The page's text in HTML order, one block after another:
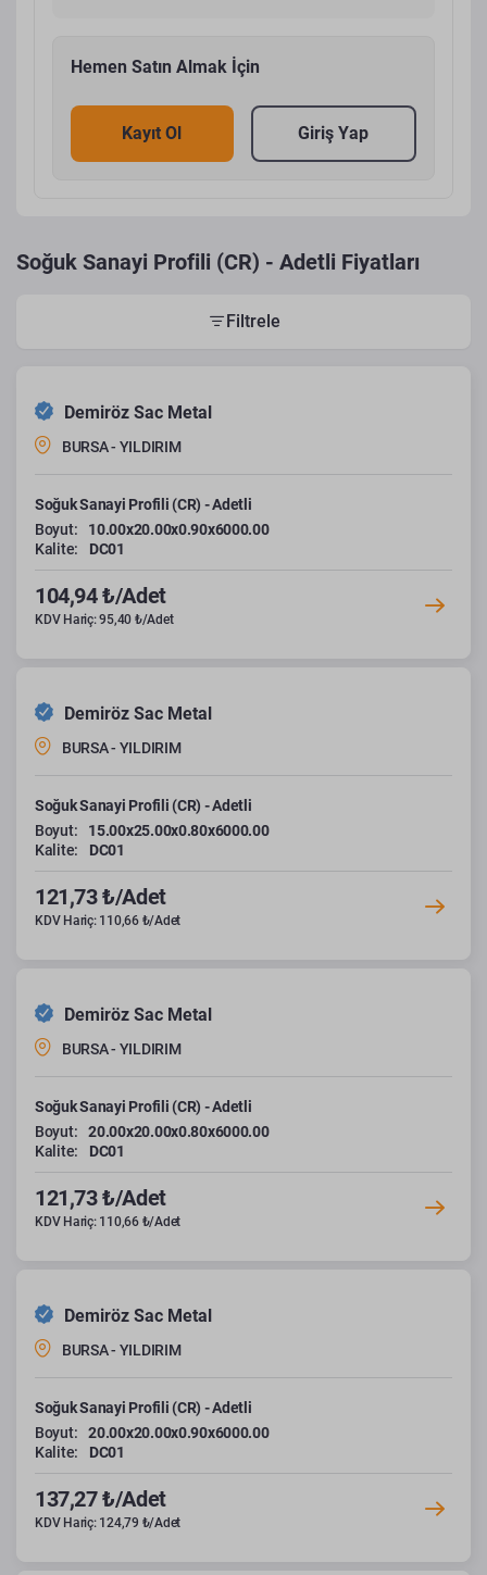
Hemen Satın Almak İçin
Kayıt Ol Giriş Yap
Soğuk Sanayi Profili (CR) - Adetli Fiyatları
Filtrele
Demiröz Sac Metal
BURSA - YILDIRIM
Soğuk Sanayi Profili (CR) - Adetli
Boyut:
10.00x20.00x0.90x6000.00
Kalite:
DC01
104,94 ₺/Adet
KDV Hariç: 95,40 ₺/Adet
Demiröz Sac Metal
BURSA - YILDIRIM
Soğuk Sanayi Profili (CR) - Adetli
Boyut:
15.00x25.00x0.80x6000.00
Kalite:
DC01
121,73 ₺/Adet
KDV Hariç: 110,66 ₺/Adet
Demiröz Sac Metal
BURSA - YILDIRIM
Soğuk Sanayi Profili (CR) - Adetli
Boyut:
20.00x20.00x0.80x6000.00
Kalite:
DC01
121,73 ₺/Adet
KDV Hariç: 110,66 ₺/Adet
Demiröz Sac Metal
BURSA - YILDIRIM
Soğuk Sanayi Profili (CR) - Adetli
Boyut:
20.00x20.00x0.90x6000.00
Kalite:
DC01
137,27 ₺/Adet
KDV Hariç: 124,79 ₺/Adet